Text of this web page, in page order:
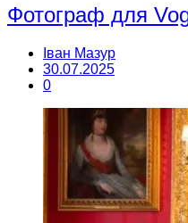
Фотограф для
Іван Мазур
30.07.2025
0